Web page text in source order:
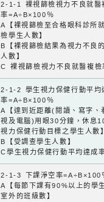
2-1-1 裸視篩檢視力不良就醫
率=A÷B×100％
A【裸視篩檢至合格眼科診所
檢學生人數】
B【裸視篩檢結果為視力不良
人數】
C 裸視篩檢視力不良就醫複檢
2-1-2 學生視力保健行動平均
率=A÷B×100％
A【達到近距離(閱讀、寫字、
視及電腦)用眼30分鐘，休息
視力保健行動目標之學生人數
B【受調查學生人數】
C學生視力保健行動平均達成
2-1-3 下課淨空率=A÷B×100
A【每節下課有90%以上的學
室外的班級數】